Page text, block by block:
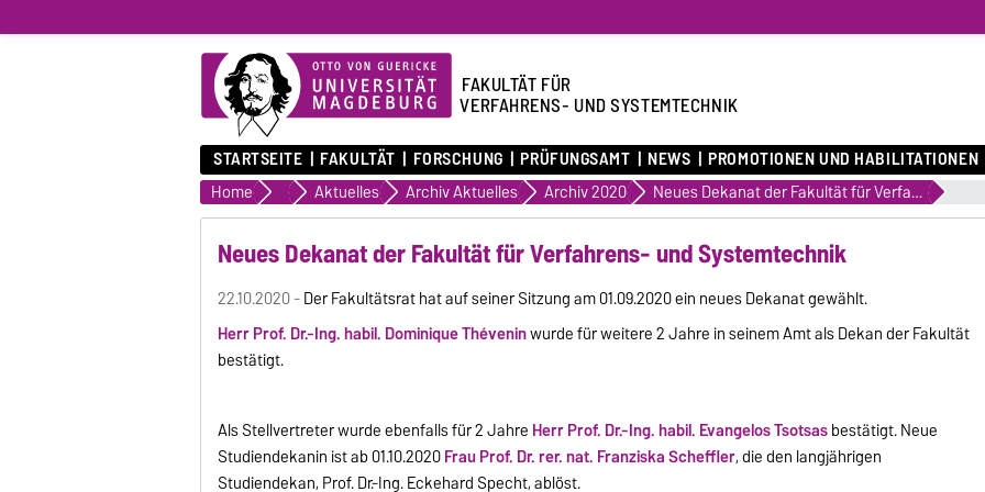
FAKULTÄT FÜR
VERFAHRENS- UND SYSTEMTECHNIK
STARTSEITE FAKULTÄT FORSCHUNG PRÜFUNGSAMT NEWS PROMOTIONEN UND HABILITATIONEN
Home FakultätAktuelles Archiv Aktuelles Archiv 2020 Neues Dekanat der Fakultät für Verfahrens- und Systemtechnik
Neues Dekanat der Fakultät für Verfahrens- und Systemtechnik
22.10.2020 -Der Fakultätsrat hat auf seiner Sitzung am 01.09.2020 ein neues Dekanat gewählt.
Herr Prof. Dr.-Ing. habil. Dominique Théveninwurde für weitere 2 Jahre in seinem Amt als Dekan der Fakultät
bestätigt.
Als Stellvertreter wurde ebenfalls für 2 Jahre Herr Prof. Dr.-Ing. habil. Evangelos Tsotsasbestätigt. Neue
Studiendekanin ist ab 01.10.2020Frau Prof. Dr. rer. nat. Franziska Scheffler, die den langjährigen
Studiendekan, Prof. Dr.-Ing. Eckehard Specht, ablöst.